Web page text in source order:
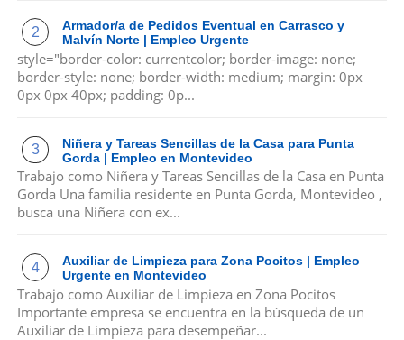
Armador/a de Pedidos Eventual en Carrasco y
Malvín Norte | Empleo Urgente
style="border-color: currentcolor; border-image: none;
border-style: none; border-width: medium; margin: 0px
0px 0px 40px; padding: 0p...
Niñera y Tareas Sencillas de la Casa para Punta
Gorda | Empleo en Montevideo
Trabajo como Niñera y Tareas Sencillas de la Casa en Punta
Gorda Una familia residente en Punta Gorda, Montevideo ,
busca una Niñera con ex...
Auxiliar de Limpieza para Zona Pocitos | Empleo
Urgente en Montevideo
Trabajo como Auxiliar de Limpieza en Zona Pocitos
Importante empresa se encuentra en la búsqueda de un
Auxiliar de Limpieza para desempeñar...